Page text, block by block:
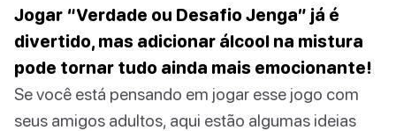
Jogar “Verdade ou Desafio Jenga” já é
divertido, mas adicionar álcool na mistura
pode tornar tudo ainda mais emocionante!
Se você está pensando em jogar esse jogo com
seus amigos adultos, aqui estão algumas ideias